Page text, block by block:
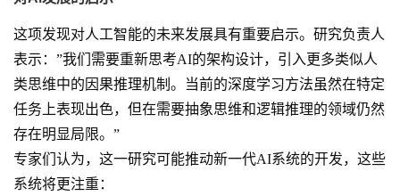
这项发现对人工智能的未来发展具有重要启示。研究负责人
表示：”我们需要重新思考AI的架构设计，引入更多类似人
类思维中的因果推理机制。当前的深度学习方法虽然在特定
任务上表现出色，但在需要抽象思维和逻辑推理的领域仍然
存在明显局限。”
专家们认为，这一研究可能推动新一代AI系统的开发，这些
系统将更注重：